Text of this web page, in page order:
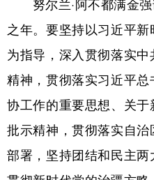
努尔兰·阿不都满金强
之年。要坚持以习近平
为指导，深入贯彻落实
精神，贯彻落实习近平
协工作的重要思想、关
批示精神，贯彻落实自
部署，坚持团结和民主